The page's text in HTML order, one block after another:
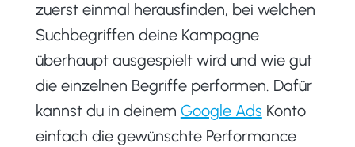
zuerst einmal herausfinden, bei welchen
Suchbegriffen deine Kampagne
überhaupt ausgespielt wird und wie gut
die einzelnen Begriffe performen. Dafür
kannst du in deinem Google Ads Konto
einfach die gewünschte Performance